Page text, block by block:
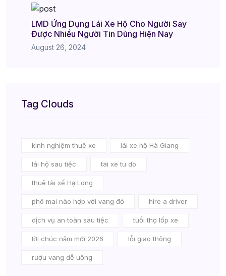
LMD Ứng Dụng Lái Xe Hộ Cho Người Say
Được Nhiều Người Tin Dùng Hiện Nay
August 26, 2024
Tag Clouds
kinh nghiệm thuê xe lái xe hộ Hà Giang
lái hộ sau tiệc tai xe tu do
thuê tài xế Hạ Long
phô mai nào hợp với vang đỏ hire a driver
dịch vụ an toàn sau tiệc tuổi thọ lốp xe
lời chúc năm mới 2026 lỗi giao thông
rượu vang dễ uống